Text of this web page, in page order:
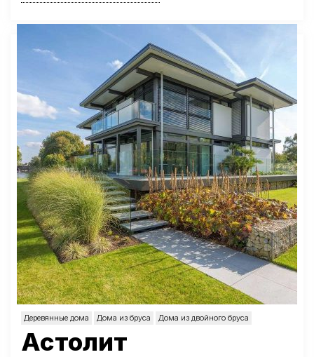
Деревянные дома Дома из бруса Дома из двойного бруса
Астолит